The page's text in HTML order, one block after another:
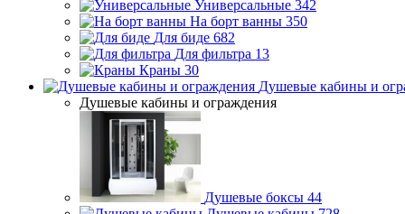
Универсальные 342
На борт ванны 350
Для биде 682
Для фильтра 13
Краны 30
Душевые кабины и
Душевые кабины и ограждения
Душевые боксы 44